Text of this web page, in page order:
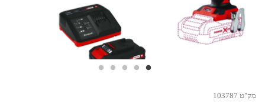
מק"ט 103787